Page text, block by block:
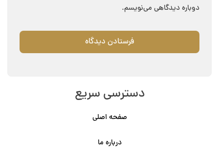
دوباره دیدگاهی می‌نویسم.
دسترسی سریع
صفحه اصلی
درباره ما